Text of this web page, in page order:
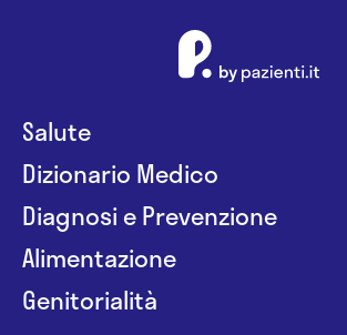
Salute
Dizionario Medico
Diagnosi e Prevenzione
Alimentazione
Genitorialità